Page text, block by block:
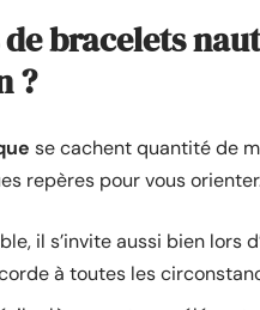
bracelets
?
se cachent quantité de
repères pour vous
il s’invite aussi bien lors
à toutes les